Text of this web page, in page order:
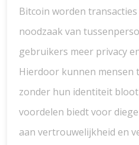
Bitcoin worden
noodzaak van
gebruikers meer privacy
Hierdoor kunnen mensen
zonder hun identiteit
voordelen biedt voor
aan vertrouwelijkheid en